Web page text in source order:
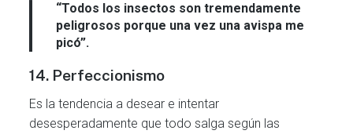
“Todos los insectos son tremendamente
peligrosos porque una vez una avispa me
picó”.
14. Perfeccionismo
Es la tendencia a desear e intentar
desesperadamente que todo salga según las